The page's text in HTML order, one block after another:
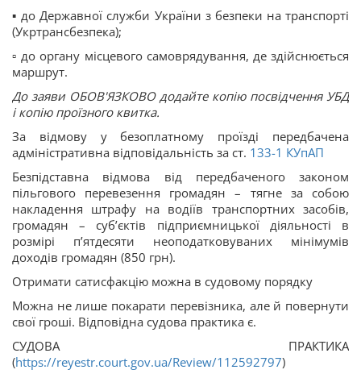
▪️ до Державної служби України з безпеки на транспорті
(Укртрансбезпека);
▫️ до органу місцевого самоврядування, де здійснюється
маршрут.
До заяви ОБОВ'ЯЗКОВО додайте копію посвідчення УБД
і копію проїзного квитка.
За відмову у безоплатному проїзді передбачена
адміністративна відповідальність за ст. 133-1 КУпАП
Безпідставна відмова від передбаченого законом
пільгового перевезення громадян – тягне за собою
накладення штрафу на водіїв транспортних засобів,
громадян – суб’єктів підприємницької діяльності в
розмірі п’ятдесяти неоподатковуваних мінімумів
доходів громадян (850 грн).
Отримати сатисфакцію можна в судовому порядку
Можна не лише покарати перевізника, але й повернути
свої гроші. Відповідна судова практика є.
СУДОВА ПРАКТИКА
(https://reyestr.court.gov.ua/Review/112592797)